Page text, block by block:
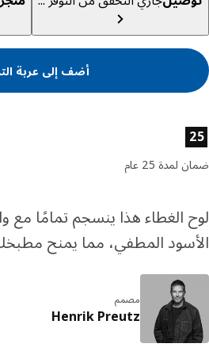
أضف إلى عربة
المنتج
25 عام
الغطاء هذا ينسجم تمامًا مع
المطفي، مما يمنح مطبخك
مصمم
Henrik Preutz